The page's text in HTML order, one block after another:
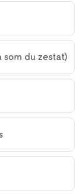
som du zestat)